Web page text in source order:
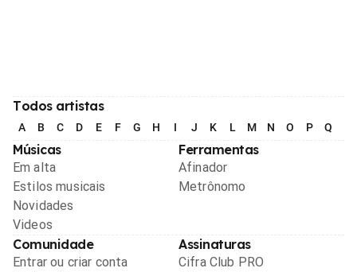
Todos artistas
A B C D E F G H I J K L M N O P Q
Músicas
Em alta
Estilos musicais
Novidades
Videos
Ferramentas
Afinador
Metrônomo
Comunidade
Entrar ou criar conta
Assinaturas
Cifra Club PRO